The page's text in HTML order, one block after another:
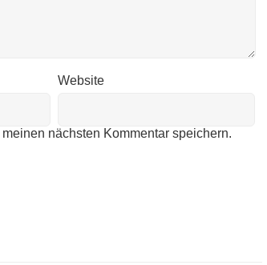
Website
nächsten Kommentar speichern.